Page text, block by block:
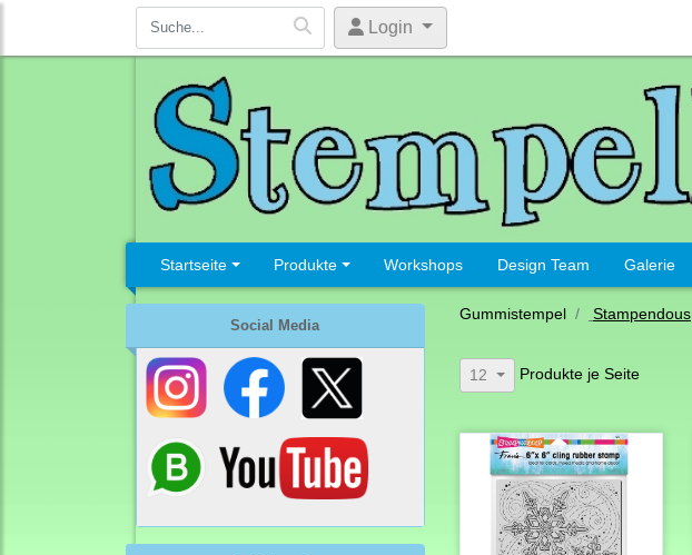
Login
Startseite Produkte Workshops Design Team Galerie
Social Media
Gummistempel Stampendous
12 Produkte je Seite